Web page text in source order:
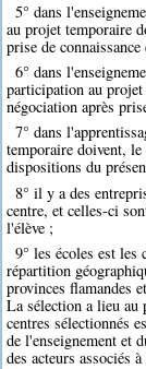
5° dans
au projet temporaire
prise de
6° dans
participation au
négociation après
7° dans
temporaire doivent, le
dispositions du
8° il y a des
centre, et celles-ci
l'élève ;
9° les écoles est les
répartition
provinces flamandes
La sélection a lieu
centres sélectionnés
de l'enseignement et
des acteurs associés